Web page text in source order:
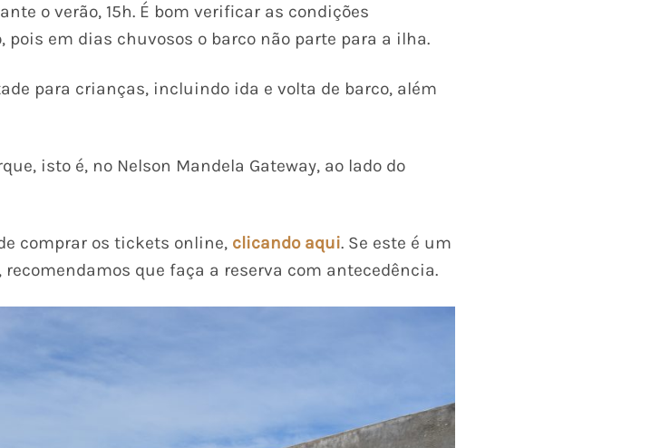
o verão, 15h. É bom verificar as condições
em dias chuvosos o barco não parte para a ilha.
para crianças, incluindo ida e volta de barco, além
isto é, no Nelson Mandela Gateway, ao lado do
comprar os tickets online, clicando aqui. Se este é um
que faça a reserva com antecedência.